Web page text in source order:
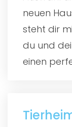
neuen
steht dir
du und
einen